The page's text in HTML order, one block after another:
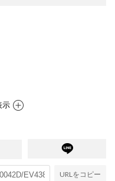
示
URLをコピー